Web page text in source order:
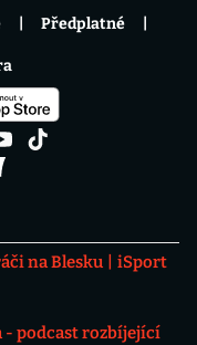
na Blesku
iSport
- podcast rozbíjející
Předplatné